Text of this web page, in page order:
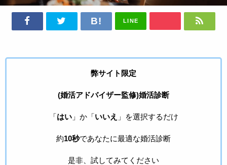
LINE
弊サイト限定
(婚活アドバイザー監修)婚活診断
「はい」か「いいえ 」を選択するだけ
約10秒であなたに最適な婚活診断
是非、試してみてください